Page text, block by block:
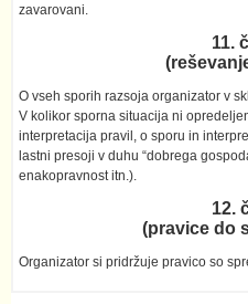
zavarovani.
11.
O vseh sporih razsoja organizator v
V kolikor sporna situacija ni
interpretacija pravil, o sporu in
lastni presoji v duhu “dobrega
enakopravnost itn.).
12.
(pravice do
Organizator si pridržuje pravico so